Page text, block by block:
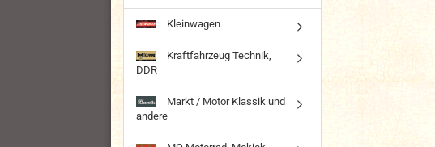
Kleinwagen
Kraftfahrzeug Technik,
DDR
Markt / Motor Klassik und
andere